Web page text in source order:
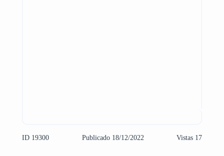
ID 19300 Publicado 18/12/2022 Vistas 17